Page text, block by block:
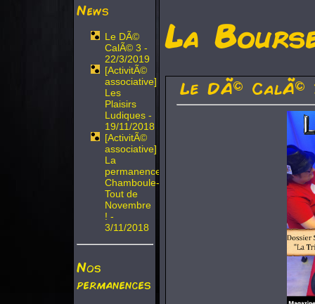
News
Le DÃ©
CalÃ© 3 -
22/3/2019
[ActivitÃ©
associative]
Les
Plaisirs
Ludiques -
19/11/2018
[ActivitÃ©
associative]
La
permanence
Chamboule-
Tout de
Novembre
! -
3/11/2018
Nos
permanences
La
Le DÃ© CalÃ©